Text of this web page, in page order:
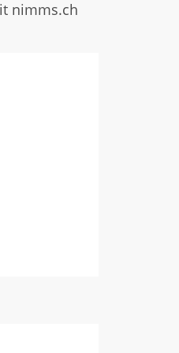
nimms.ch